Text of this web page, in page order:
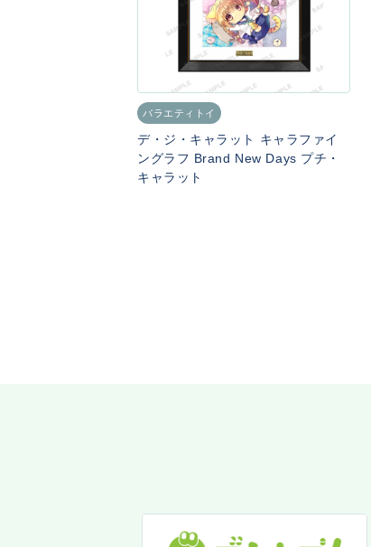
バラエティトイ
デ・ジ・キャラット キャラファイ
ングラフ Brand New Days プチ・
キャラット